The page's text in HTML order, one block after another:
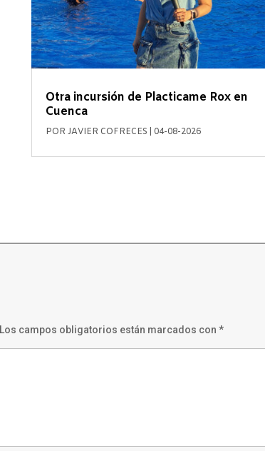
Otra incursión de Placticame Rox en
Cuenca
POR JAVIER COFRECES 04-08-2026
Los campos obligatorios están marcados con*